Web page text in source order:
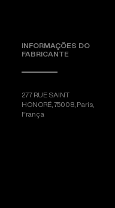
INFORMAÇÕES DO
FABRICANTE
277 RUE SAINT
HONORÉ, 75008, Paris,
França